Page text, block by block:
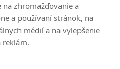
O DOPRAVE
SÚKROMIA
zhromažďovanie a
a používaní stránok, na
médií a na vylepšenie
reklám.